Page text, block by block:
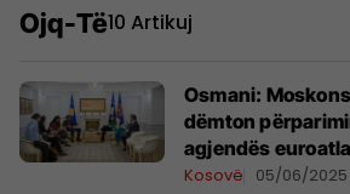
Ojq-Të10 Artikuj
Osmani:
dëmton
agjendës
Kosovë 05/06/2025